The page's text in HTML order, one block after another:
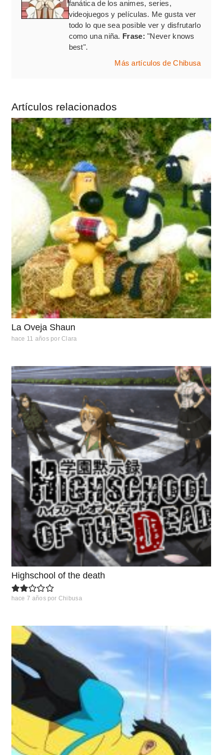
fanática de los animes, series,
videojuegos y películas. Me gusta ver
todo lo que sea posible ver y disfrutarlo
como una niña. Frase: "Never knows
best".
Más artículos de Chibusa
Artículos relacionados
La Oveja Shaun
hace 11 años por Clara
Highschool of the death
hace 7 años por Chibusa